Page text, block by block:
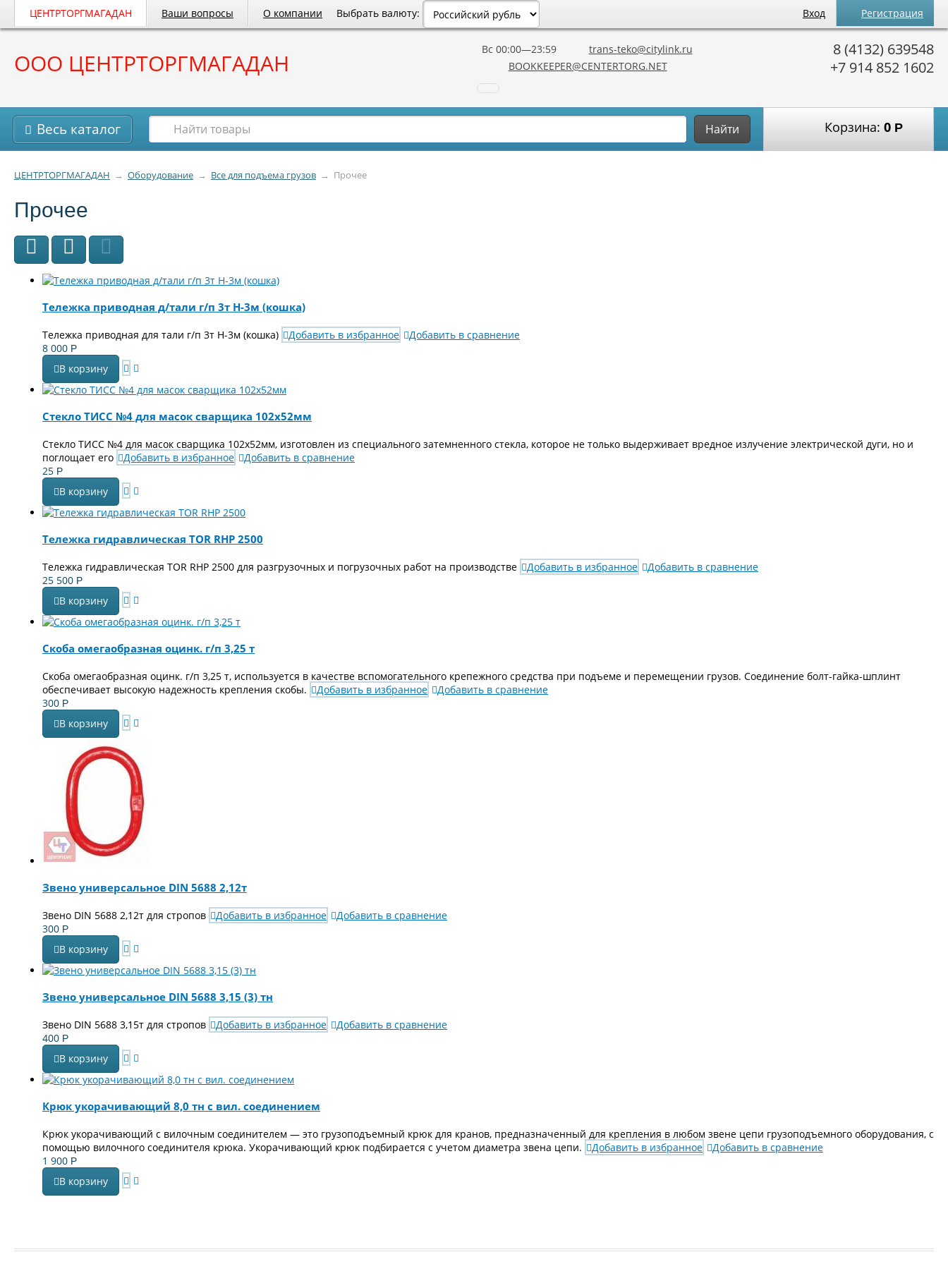
ЦЕНТРТОРГМАГАДАН Ваши вопросы О компании Вход Регистрация
Выбрать валюту:
ООО ЦЕНТРТОРГМАГАДАН
8 (4132) 639548
+7 914 852 1602
Вс 00:00—23:59
trans-teko@citylink.ru
BOOKKEEPER@CENTERTORG.NET
Корзина: 0 Р
Весь каталог Найти
ЦЕНТРТОРГМАГАДАН → Оборудование → Все для подъема грузов → Прочее
Прочее
Тележка приводная д/тали г/п 3т Н-3м (кошка)
Тележка приводная для тали г/п 3т Н-3м (кошка) Добавить в избранное
Добавить в сравнение
8 000 Р
В корзину
Стекло ТИСС №4 для масок сварщика 102х52мм
Стекло ТИСС №4 для масок сварщика 102х52мм, изготовлен из специального затемненного стекла, которое не только выдерживает вредное излучение электрической дуги, но и
поглощает его
Добавить в избранное
Добавить в сравнение
25 Р
В корзину
Тележка гидравлическая TOR RHP 2500
Тележка гидравлическая TOR RHP 2500 для разгрузочных и погрузочных работ на производстве Добавить в избранное
Добавить в сравнение
25 500 Р
В корзину
Скоба омегаобразная оцинк. г/п 3,25 т
Скоба омегаобразная оцинк. г/п 3,25 т, используется в качестве вспомогательного крепежного средства при подъеме и перемещении грузов. Соединение болт-гайка-шплинт
обеспечивает высокую надежность крепления скобы.
Добавить в избранное
Добавить в сравнение
300 Р
В корзину
Звено универсальное DIN 5688 2,12т
Звено DIN 5688 2,12т для стропов Добавить в избранное
Добавить в сравнение
300 Р
В корзину
Звено универсальное DIN 5688 3,15 (3) тн
Звено DIN 5688 3,15т для стропов Добавить в избранное
Добавить в сравнение
400 Р
В корзину
Крюк укорачивающий 8,0 тн с вил. соединением
Крюк укорачивающий с вилочным соединителем — это грузоподъемный крюк для кранов, предназначенный для крепления в любом звене цепи грузоподъемного оборудования, с
помощью вилочного соединителя крюка. Укорачивающий крюк подбирается с учетом диаметра звена цепи.
Добавить в избранное
Добавить в сравнение
1 900 Р
В корзину